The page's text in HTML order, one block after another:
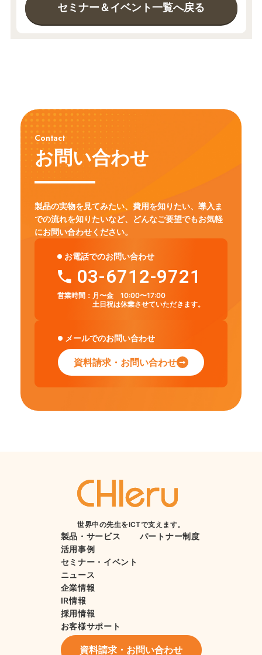
セミナー＆イベント一覧へ戻る
Contact
お問い合わせ
製品の実物を見てみたい、費用を知りたい、導入ま
での流れを知りたいなど、
どんなご要望でもお気軽
にお問い合わせください。
お電話でのお問い合わせ
03-6712-9721
営業時間： 月〜金 10:00〜17:00
土日祝は休業させていただきます。
メールでのお問い合わせ
資料請求・お問い合わせ
世界中の先生をICTで支えます。
製品・サービス
活用事例
セミナー・イベント
ニュース
企業情報
IR情報
採用情報
お客様サポート
パートナー制度
資料請求・お問い合わせ